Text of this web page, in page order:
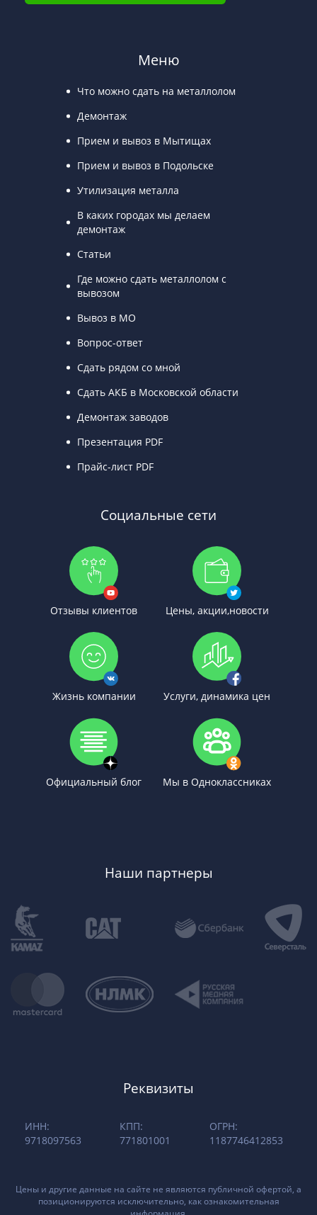
Меню
Что можно сдать на металлолом
Демонтаж
Прием и вывоз в Мытищах
Прием и вывоз в Подольске
Утилизация металла
В каких городах мы делаем
демонтаж
Статьи
Где можно сдать металлолом с
вывозом
Вывоз в МО
Вопрос-ответ
Сдать рядом со мной
Сдать АКБ в Московской области
Демонтаж заводов
Презентация PDF
Прайс-лист PDF
Социальные сети
Отзывы клиентов Цены, акции,новости
Жизнь компании Услуги, динамика цен
Официальный блог Мы в Одноклассниках
Наши партнеры
Реквизиты
ИНН:
9718097563
КПП:
771801001
ОГРН:
1187746412853
Цены и другие данные на сайте не являются публичной офертой, а
позиционируются исключительно, как ознакомительная